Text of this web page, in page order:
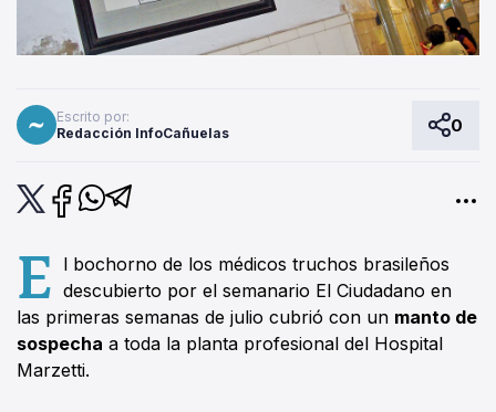
Escrito por:
Redacción InfoCañuelas
0
E l bochorno de los médicos truchos brasileños
descubierto por el semanario El Ciudadano en
las primeras semanas de julio cubrió con un manto de
sospecha a toda la planta profesional del Hospital
Marzetti.